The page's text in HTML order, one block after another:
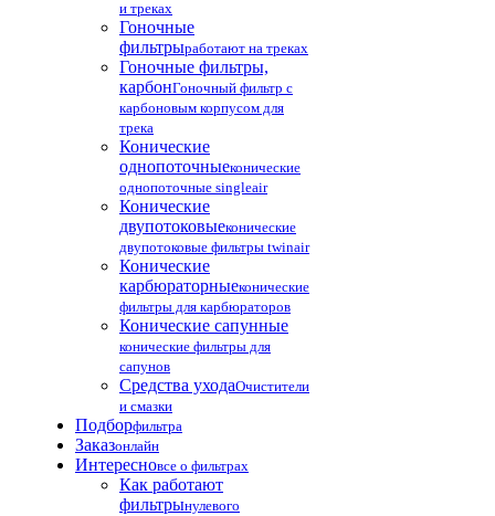
и треках
Гоночные
фильтрыработают на треках
Гоночные фильтры,
карбонГоночный фильтр с
карбоновым корпусом для
трека
Конические
однопоточныеконические
однопоточные singleair
Конические
двупотоковыеконические
двупотоковые фильтры twinair
Конические
карбюраторныеконические
фильтры для карбюраторов
Конические сапунные
конические фильтры для
сапунов
Средства уходаОчистители
и смазки
Подборфильтра
Заказонлайн
Интересновсе о фильтрах
Как работают
фильтрынулевого